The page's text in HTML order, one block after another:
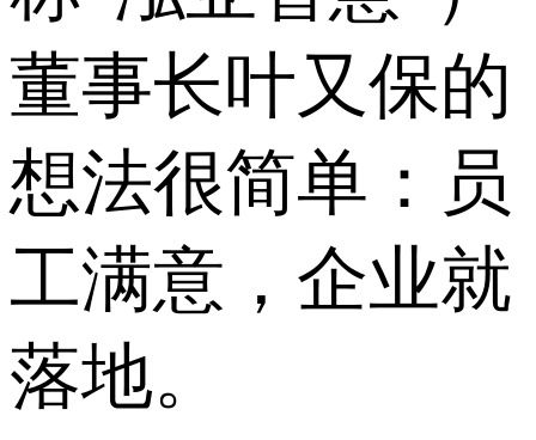
董事长叶又保的
想法很简单：员
工满意，企业就
落地。